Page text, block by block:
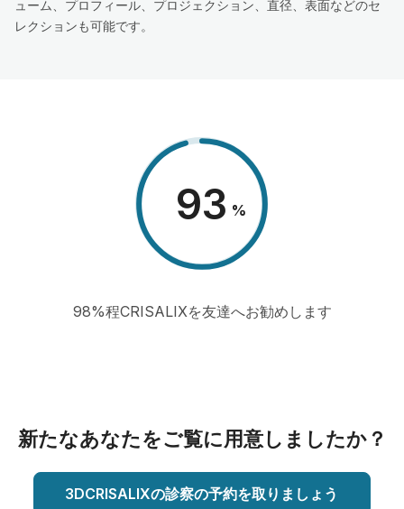
ューム、プロフィール、プロジェクション、直径、表面などのセ
レクションも可能です。
98 %
98%程CRISALIXを友達へお勧めします
新たなあなたをご覧に用意しましたか？
3DCRISALIXの診察の予約を取りましょう